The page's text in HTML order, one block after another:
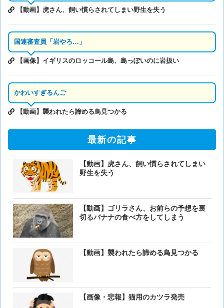
【動画】虎さん、飼い慣らされてしまい野生を失う
国連審査員「岩やろ…」
【画像】イギリスのロッコール島、島っぽいのに岩扱い
かわいすぎるんご
【動画】襲われたら諦める鳥見つかる
最新の記事
【動画】虎さん、飼い慣らされてしまい
野生を失う
【動画】ゴリラさん、お前らの予想を裏
切るバナナの食べ方をしてしまう
【動画】襲われたら諦める鳥見つかる
【画像・悲報】猫用のカツラ発売